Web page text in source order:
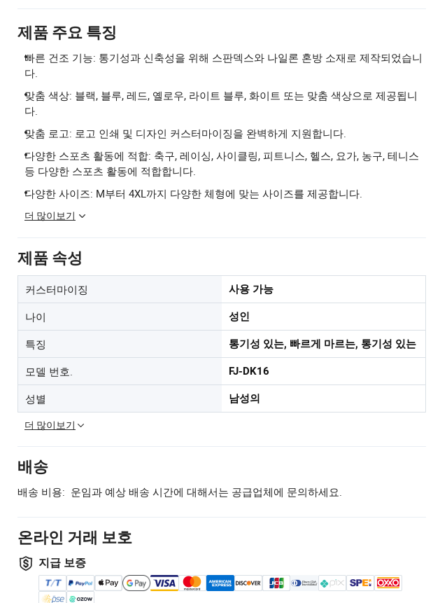
제품 주요 특징
빠른 건조 기능: 통기성과 신축성을 위해 스판덱스와 나일론 혼방 소재로 제작되었습니
다.
맞춤 색상: 블랙, 블루, 레드, 옐로우, 라이트 블루, 화이트 또는 맞춤 색상으로 제공됩니
다.
맞춤 로고: 로고 인쇄 및 디자인 커스터마이징을 완벽하게 지원합니다.
다양한 스포츠 활동에 적합: 축구, 레이싱, 사이클링, 피트니스, 헬스, 요가, 농구, 테니스
등 다양한 스포츠 활동에 적합합니다.
다양한 사이즈: M부터 4XL까지 다양한 체형에 맞는 사이즈를 제공합니다.
더 많이보기
제품 속성
커스터마이징 사용 가능
나이 성인
특징 통기성 있는, 빠르게 마르는, 통기성 있는
모델 번호. FJ-DK16
성별 남성의
더 많이보기
배송
배송 비용: 운임과 예상 배송 시간에 대해서는 공급업체에 문의하세요.
온라인 거래 보호
지급 보증